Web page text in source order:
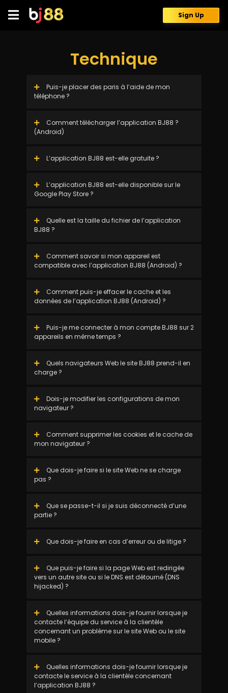
content
Sign Up
Technique
Puis-je placer des paris à l’aide de mon
téléphone ?
Comment télécharger l’application BJ88 ?
(Android)
L’application BJ88 est-elle gratuite ?
L’application BJ88 est-elle disponible sur le
Google Play Store ?
Quelle est la taille du fichier de l’application
BJ88 ?
Comment savoir si mon appareil est
compatible avec l’application BJ88 (Android) ?
Comment puis-je effacer le cache et les
données de l’application BJ88 (Android) ?
Puis-je me connecter à mon compte BJ88 sur 2
appareils en même temps ?
Quels navigateurs Web le site BJ88 prend-il en
charge ?
Dois-je modifier les configurations de mon
navigateur ?
Comment supprimer les cookies et le cache de
mon navigateur ?
Que dois-je faire si le site Web ne se charge
pas ?
Que se passe-t-il si je suis déconnecté d’une
partie ?
Que dois-je faire en cas d’erreur ou de litige ?
Que puis-je faire si la page Web est redirigée
vers un autre site ou si le DNS est détourné (DNS
hijacked) ?
Quelles informations dois-je fournir lorsque je
contacte l’équipe du service à la clientèle
concernant un problème sur le site Web ou le site
mobile ?
Quelles informations dois-je fournir lorsque je
contacte le service à la clientèle concernant
l’application BJ88 ?